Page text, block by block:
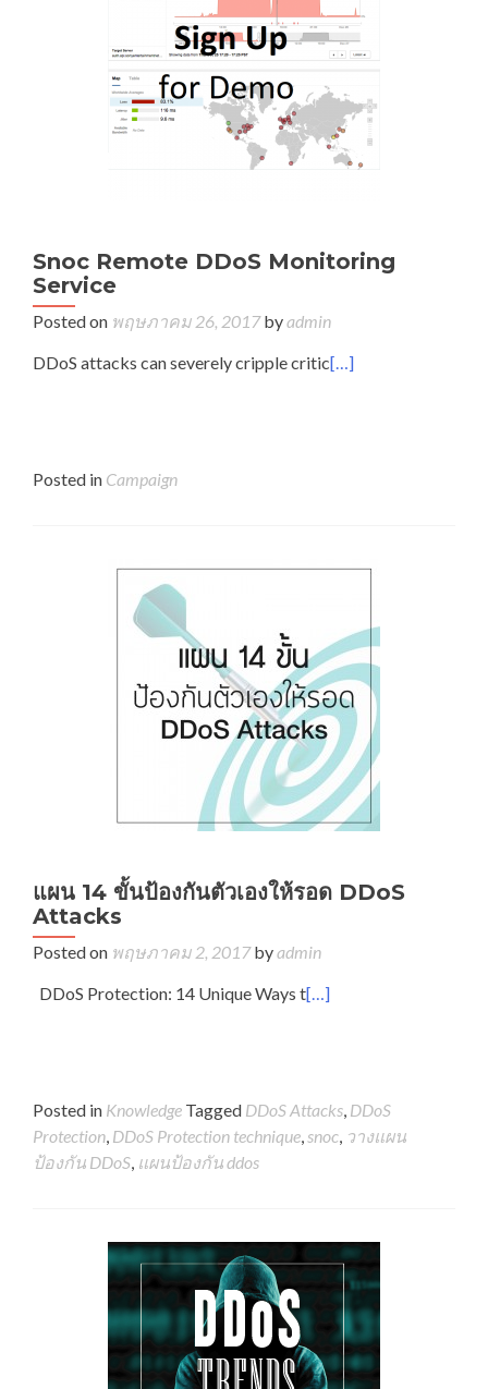
Snoc Remote DDoS Monitoring
Service
Posted on พฤษภาคม 26, 2017byadmin
DDoS attacks can severely cripple critic[…]
Posted in Campaign
แผน 14 ขั้นป้องกันตัวเองให้รอด DDoS
Attacks
Posted on พฤษภาคม 2, 2017byadmin
DDoS Protection: 14 Unique Ways t[…]
Posted in Knowledge Tagged DDoS Attacks, DDoS
Protection, DDoS Protection technique,snoc, วางแผน
ป้องกัน DDoS, แผนป้องกัน ddos